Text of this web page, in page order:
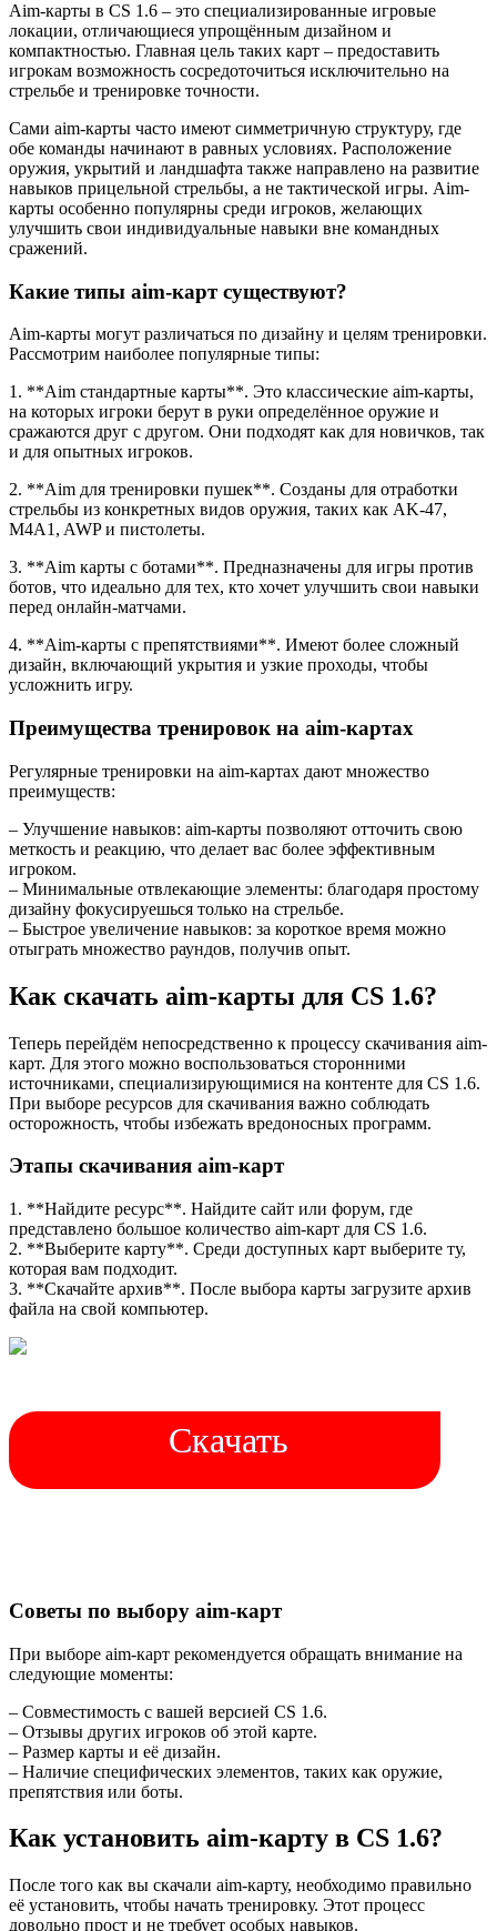
Aim-карты в CS 1.6 – это специализированные игровые
локации, отличающиеся упрощённым дизайном и
компактностью. Главная цель таких карт – предоставить
игрокам возможность сосредоточиться исключительно на
стрельбе и тренировке точности.
Сами aim-карты часто имеют симметричную структуру, где
обе команды начинают в равных условиях. Расположение
оружия, укрытий и ландшафта также направлено на развитие
навыков прицельной стрельбы, а не тактической игры. Aim-
карты особенно популярны среди игроков, желающих
улучшить свои индивидуальные навыки вне командных
сражений.
Какие типы aim-карт существуют?
Aim-карты могут различаться по дизайну и целям тренировки.
Рассмотрим наиболее популярные типы:
1. **Aim стандартные карты**. Это классические aim-карты,
на которых игроки берут в руки определённое оружие и
сражаются друг с другом. Они подходят как для новичков, так
и для опытных игроков.
2. **Aim для тренировки пушек**. Созданы для отработки
стрельбы из конкретных видов оружия, таких как AK-47,
M4A1, AWP и пистолеты.
3. **Aim карты с ботами**. Предназначены для игры против
ботов, что идеально для тех, кто хочет улучшить свои навыки
перед онлайн-матчами.
4. **Aim-карты с препятствиями**. Имеют более сложный
дизайн, включающий укрытия и узкие проходы, чтобы
усложнить игру.
Преимущества тренировок на aim-картах
Регулярные тренировки на aim-картах дают множество
преимуществ:
– Улучшение навыков: aim-карты позволяют отточить свою
меткость и реакцию, что делает вас более эффективным
игроком.
– Минимальные отвлекающие элементы: благодаря простому
дизайну фокусируешься только на стрельбе.
– Быстрое увеличение навыков: за короткое время можно
отыграть множество раундов, получив опыт.
Как скачать aim-карты для CS 1.6?
Теперь перейдём непосредственно к процессу скачивания aim-
карт. Для этого можно воспользоваться сторонними
источниками, специализирующимися на контенте для CS 1.6.
При выборе ресурсов для скачивания важно соблюдать
осторожность, чтобы избежать вредоносных программ.
Этапы скачивания aim-карт
1. **Найдите ресурс**. Найдите сайт или форум, где
представлено большое количество aim-карт для CS 1.6.
2. **Выберите карту**. Среди доступных карт выберите ту,
которая вам подходит.
3. **Скачайте архив**. После выбора карты загрузите архив
файла на свой компьютер.
Скачать
Советы по выбору aim-карт
При выборе aim-карт рекомендуется обращать внимание на
следующие моменты:
– Совместимость с вашей версией CS 1.6.
– Отзывы других игроков об этой карте.
– Размер карты и её дизайн.
– Наличие специфических элементов, таких как оружие,
препятствия или боты.
Как установить aim-карту в CS 1.6?
После того как вы скачали aim-карту, необходимо правильно
её установить, чтобы начать тренировку. Этот процесс
довольно прост и не требует особых навыков.